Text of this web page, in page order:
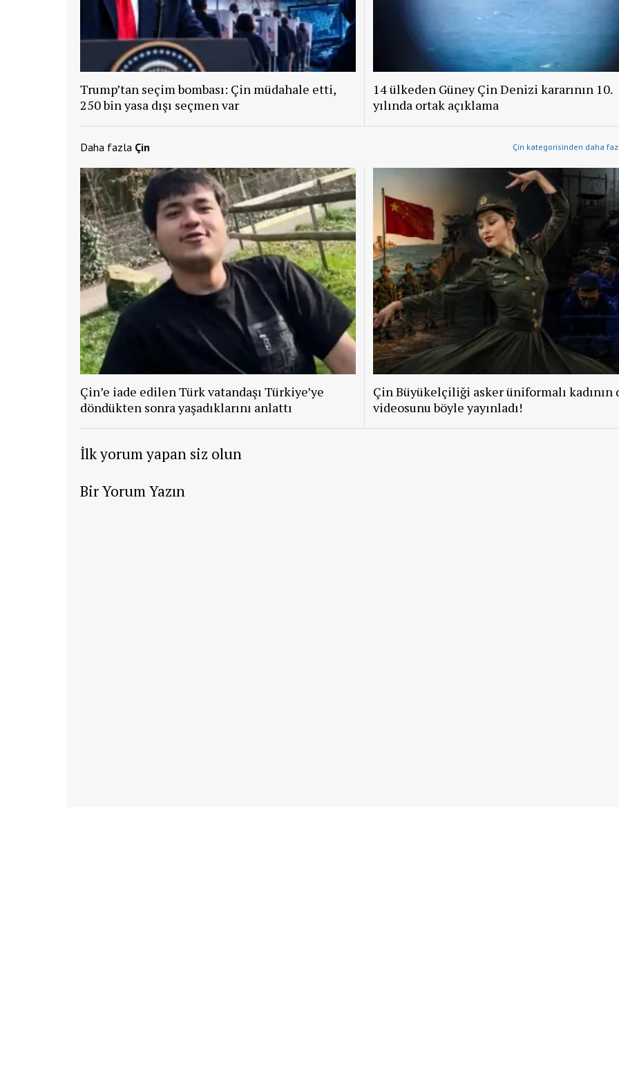
Trump’tan seçim bombası: Çin müdahale etti,
250 bin yasa dışı seçmen var
14 ülkeden Güney Çin Denizi kararının 10.
yılında ortak açıklama
Daha fazla Çin Çin kategorisinden daha
Çin’e iade edilen Türk vatandaşı Türkiye’ye
döndükten sonra yaşadıklarını anlattı
Çin Büyükelçiliği asker üniformalı kadının
videosunu böyle yayınladı!
İlk yorum yapan siz olun
Bir Yorum Yazın